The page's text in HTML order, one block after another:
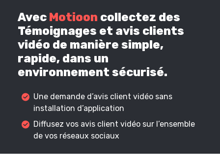
Avec Motioon collectez des
Témoignages et avis clients
vidéo de manière simple,
rapide, dans un
environnement sécurisé.
Une demande d’avis client vidéo sans
installation d’application
Diffusez vos avis client vidéo sur l’ensemble
de vos réseaux sociaux